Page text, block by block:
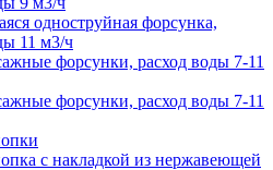
одноструйная форсунка,
11 м3/ч
форсунки, расход воды 7-11
форсунки, расход воды 7-11
с накладкой из нержавеющей